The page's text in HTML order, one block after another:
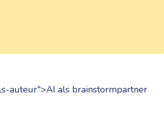
auteur">AI als brainstormpartner